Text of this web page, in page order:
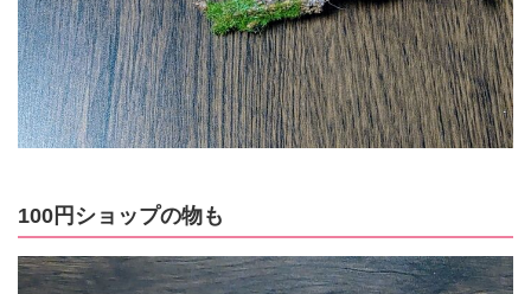
100円ショップの物も